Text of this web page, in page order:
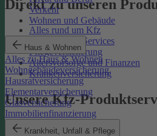
Verkehr
Wohnen und Gebäude
Haus & Wohnen
Alles zu Haus & Wohnen
Wohngebäudeversicherung
Hausratversicherung
Elementarversicherung
Glasversicherung
Immobilienfinanzierung
Krankheit, Unfall & Pflege
Direkt zu unseren
Alles rund um Kfz
Rechtsschutz-Services
Pflegeversicherung
Altersvorsorge und Finanzen
Krankenversicherung
Unsere Kfz-
eVB-Nummer